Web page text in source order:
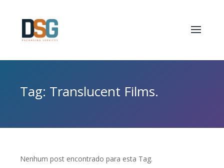
Tag: Translucent Films.
Nenhum post encontrado para esta Tag.